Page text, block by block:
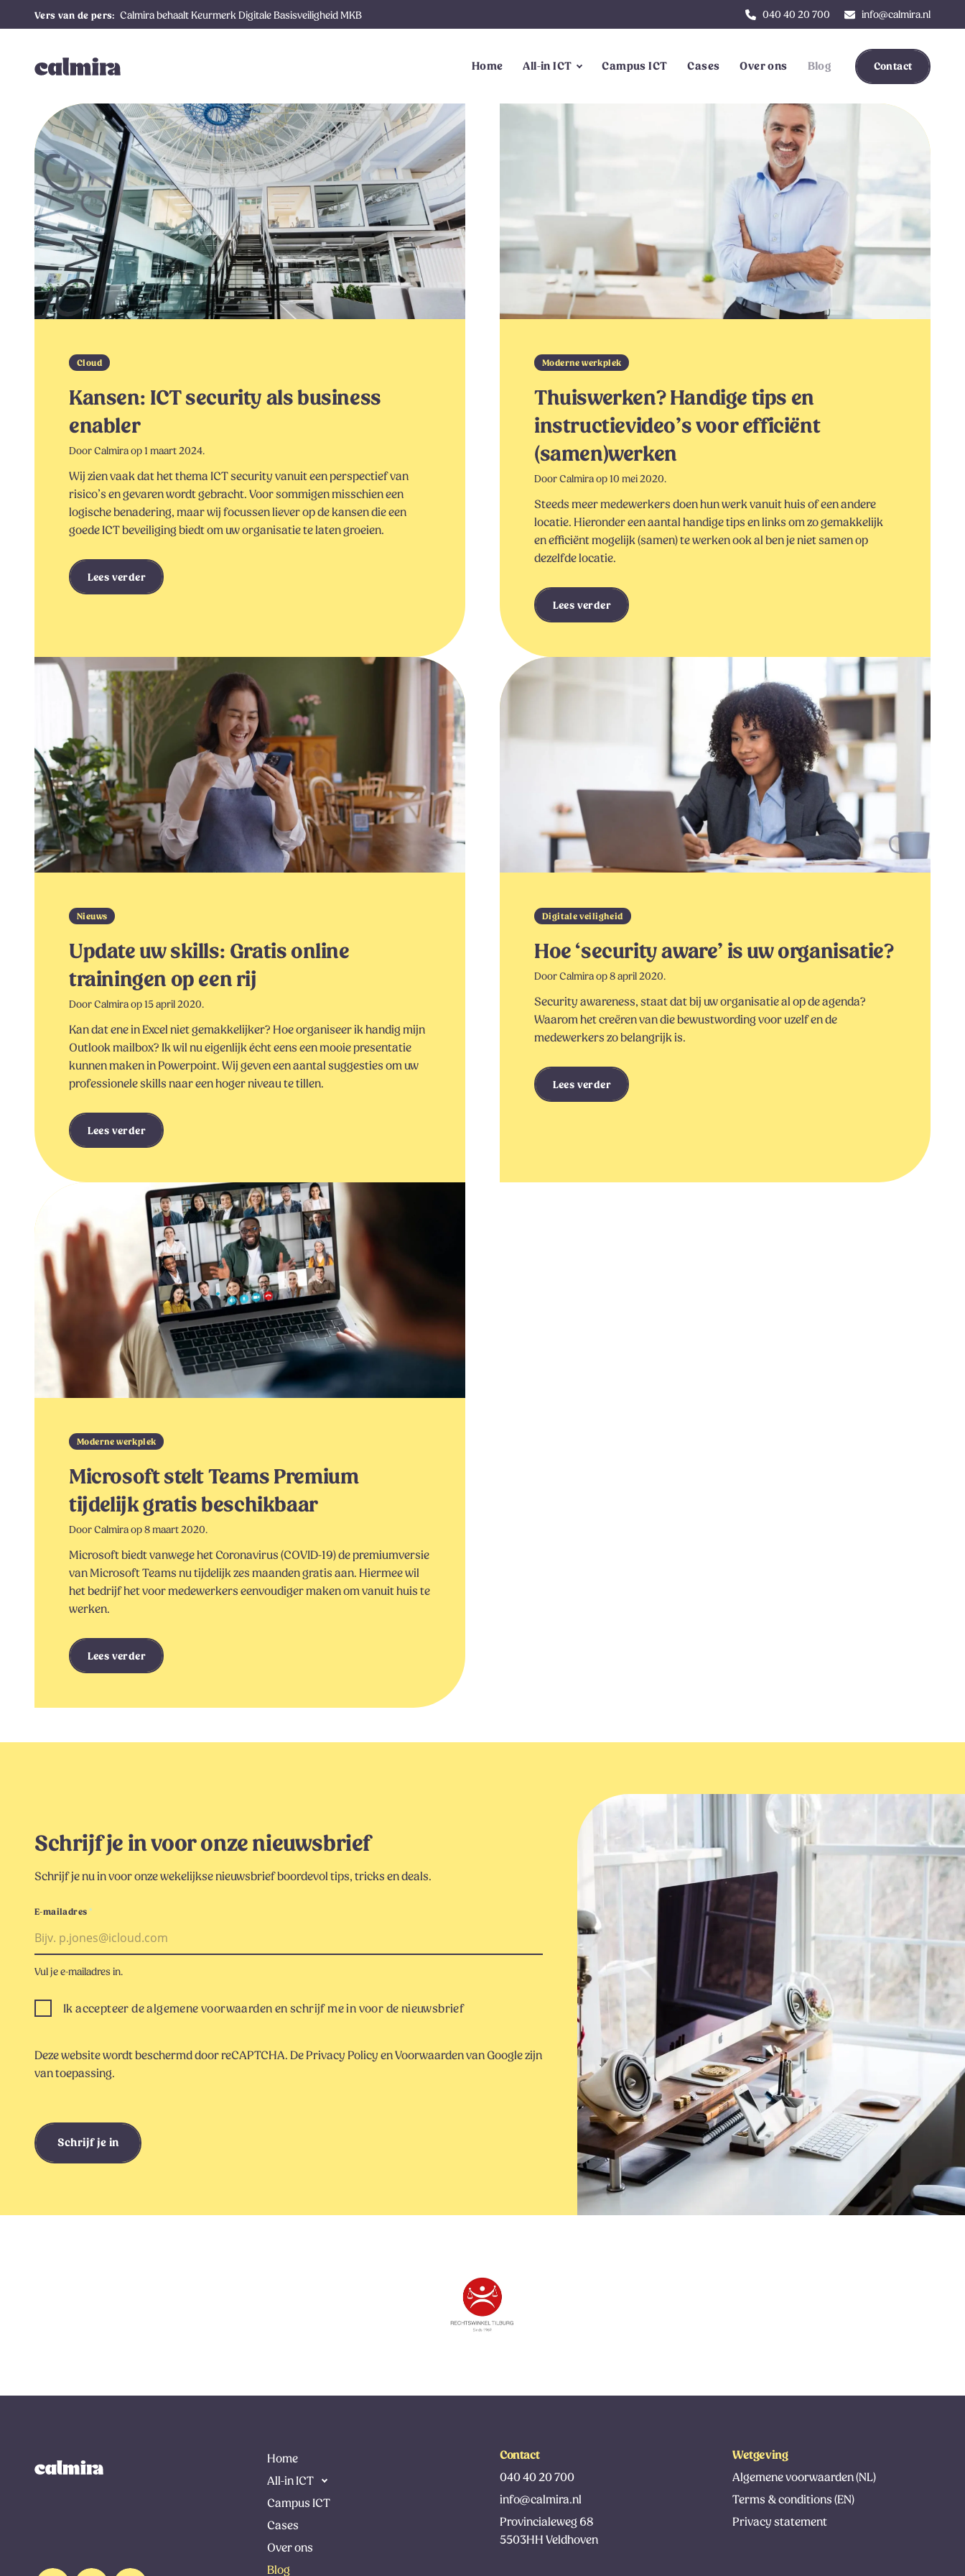
Calmira behaalt Keurmerk Digitale Basisveiligheid MKB 040 40 20 700 info@calmira.nl
Home All-in ICT Campus ICT Cases Over ons Blog Contact
Cloud
Kansen: ICT security als business
enabler
Door Calmira op 1 maart 2024.
Wij zien vaak dat het thema ICT security vanuit een perspectief van
risico’s en gevaren wordt gebracht. Voor sommigen misschien een
logische benadering, maar wij focussen liever op de kansen die een
goede ICT beveiliging biedt om uw organisatie te laten groeien.
Lees verder
Moderne werkplek
Thuiswerken? Handige tips en
instructievideo’s voor efficiënt
(samen)werken
Door Calmira op 10 mei 2020.
Steeds meer medewerkers doen hun werk vanuit huis of een andere
locatie. Hieronder een aantal handige tips en links om zo gemakkelijk
en efficiënt mogelijk (samen) te werken ook al ben je niet samen op
dezelfde locatie.
Lees verder
Nieuws
Update uw skills: Gratis online
trainingen op een rij
Door Calmira op 15 april 2020.
Kan dat ene in Excel niet gemakkelijker? Hoe organiseer ik handig mijn
Outlook mailbox? Ik wil nu eigenlijk écht eens een mooie presentatie
kunnen maken in Powerpoint. Wij geven een aantal suggesties om uw
professionele skills naar een hoger niveau te tillen.
Lees verder
Digitale veiligheid
Hoe ‘security aware’ is uw organisatie?
Door Calmira op 8 april 2020.
Security awareness, staat dat bij uw organisatie al op de agenda?
Waarom het creëren van die bewustwording voor uzelf en de
medewerkers zo belangrijk is.
Lees verder
Moderne werkplek
Microsoft stelt Teams Premium
tijdelijk gratis beschikbaar
Door Calmira op 8 maart 2020.
Microsoft biedt vanwege het Coronavirus (COVID-19) de premiumversie
van Microsoft Teams nu tijdelijk zes maanden gratis aan. Hiermee wil
het bedrijf het voor medewerkers eenvoudiger maken om vanuit huis te
werken.
Lees verder
Schrijf je in voor onze nieuwsbrief
Schrijf je nu in voor onze wekelijkse nieuwsbrief boordevol tips, tricks en deals.
E-mailadres*
Vul je e-mailadres in.
Ik accepteer de algemene voorwaarden en schrijf me in voor de nieuwsbrief
Deze website wordt beschermd door reCAPTCHA. DePrivacy PolicyenVoorwaardenvan Google zijn
van toepassing.
Schrijf je in
Home
All-in ICT
Campus ICT
Cases
Over ons
Blog
Contact
040 40 20 700
info@calmira.nl
Provincialeweg 68
5503HH Veldhoven
Wetgeving
Algemene voorwaarden (NL)
Terms & conditions (EN)
Privacy statement